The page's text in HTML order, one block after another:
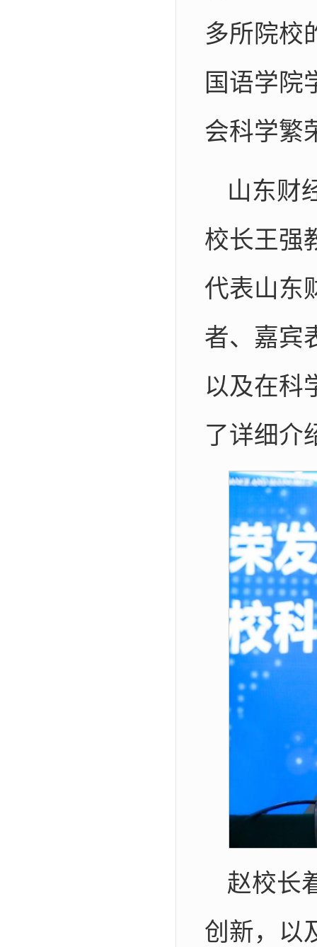
多所院校
国语学院
会科学繁
山东财
校长王强
代表山东
者、嘉宾
以及在科
了详细介
赵校长
创新，以